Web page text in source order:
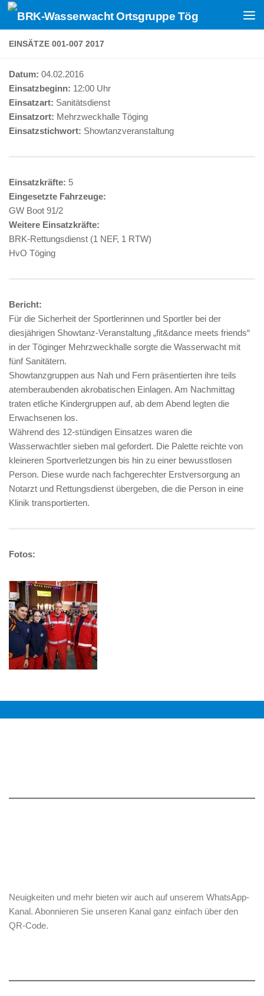
Zum Inhalt springen
EINSÄTZE 001-007 2017
Datum: 04.02.2016
Einsatzbeginn: 12:00 Uhr
Einsatzart: Sanitätsdienst
Einsatzort: Mehrzweckhalle Töging
Einsatzstichwort: Showtanzveranstaltung
Einsatzkräfte: 5
Eingesetzte Fahrzeuge:
GW Boot 91/2
Weitere Einsatzkräfte:
BRK-Rettungsdienst (1 NEF, 1 RTW)
HvO Töging
Bericht:
Für die Sicherheit der Sportlerinnen und Sportler bei der
diesjährigen Showtanz-Veranstaltung „fit&dance meets friends“
in der Töginger Mehrzweckhalle sorgte die Wasserwacht mit
fünf Sanitätern.
Showtanzgruppen aus Nah und Fern präsentierten ihre teils
atemberaubenden akrobatischen Einlagen. Am Nachmittag
traten etliche Kindergruppen auf, ab dem Abend legten die
Erwachsenen los.
Während des 12-stündigen Einsatzes waren die
Wasserwachtler sieben mal gefordert. Die Palette reichte von
kleineren Sportverletzungen bis hin zu einer bewusstlosen
Person. Diese wurde nach fachgerechter Erstversorgung an
Notarzt und Rettungsdienst übergeben, die die Person in eine
Klinik transportierten.
Fotos:
Neuigkeiten und mehr bieten wir auch auf unserem WhatsApp-
Kanal. Abonnieren Sie unseren Kanal ganz einfach über den
QR-Code.